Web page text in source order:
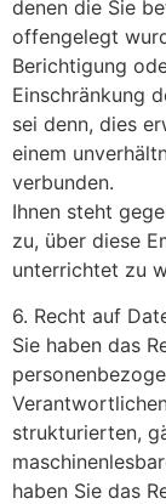
denen die Sie
offengelegt
Berichtigung
Einschränkung
sei denn, dies
einem
verbunden.
Ihnen steht
zu, über diese
unterrichtet zu
6. Recht auf
Sie haben das
strukturierten,
haben Sie das